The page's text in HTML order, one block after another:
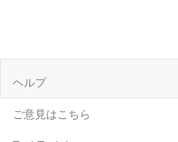
ヘルプ
ご意見はこちら